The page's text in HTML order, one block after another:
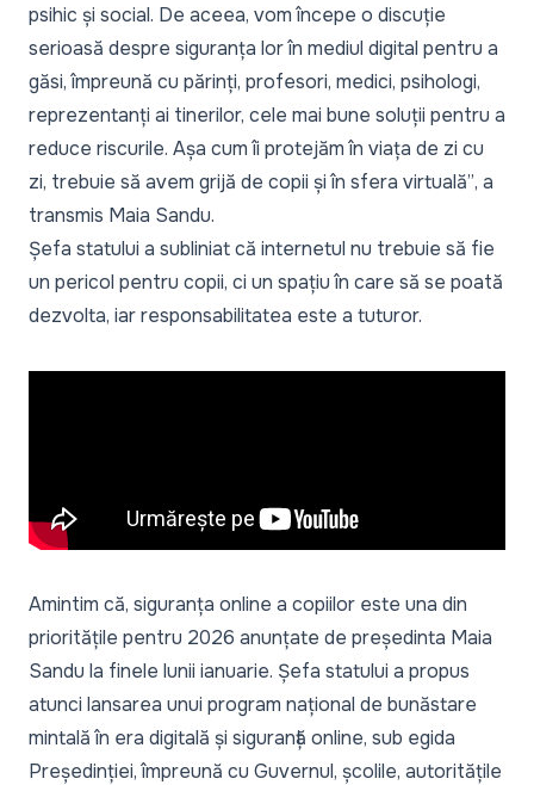
psihic și social. De aceea, vom începe o discuție
serioasă despre siguranța lor în mediul digital pentru a
găsi, împreună cu părinți, profesori, medici, psihologi,
reprezentanți ai tinerilor, cele mai bune soluții pentru a
reduce riscurile. Așa cum îi protejăm în viața de zi cu
zi, trebuie să avem grijă de copii și în sfera virtuală”, a
transmis Maia Sandu.
Șefa statului a subliniat că internetul nu trebuie să fie
un pericol pentru copii, ci un spațiu în care să se poată
dezvolta, iar responsabilitatea este a tuturor.
Amintim că, siguranța online a copiilor este una din
prioritățile pentru 2026 anunțate de președinta Maia
Sandu la finele lunii ianuarie. Șefa statului a propus
atunci lansarea unui program național de bunăstare
mintală în era digitală și siguranță online, sub egida
Președinției, împreună cu Guvernul, școlile, autoritățile